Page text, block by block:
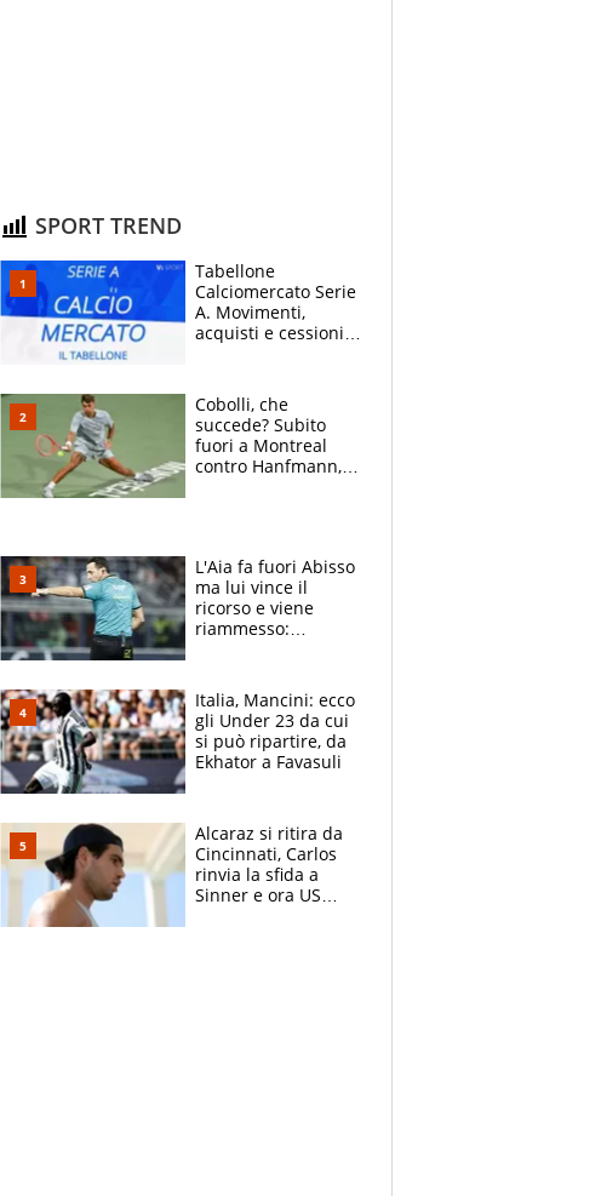
SPORT TREND
Tabellone
Calciomercato Serie
A. Movimenti,
acquisti e cessioni:
Cobolli, che
succede? Subito
fuori a Montreal
contro Hanfmann,
L'Aia fa fuori Abisso
ma lui vince il
ricorso e viene
riammesso:
Italia, Mancini: ecco
gli Under 23 da cui
si può ripartire, da
Ekhator a Favasuli
Alcaraz si ritira da
Cincinnati, Carlos
rinvia la sfida a
Sinner e ora US